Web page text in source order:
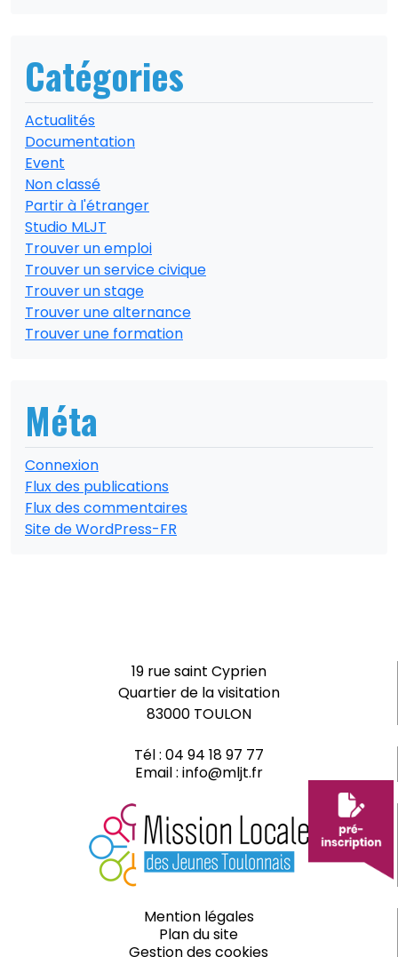
Catégories
Actualités
Documentation
Event
Non classé
Partir à l'étranger
Studio MLJT
Trouver un emploi
Trouver un service civique
Trouver un stage
Trouver une alternance
Trouver une formation
Méta
Connexion
Flux des publications
Flux des commentaires
Site de WordPress-FR
19 rue saint Cyprien
Quartier de la visitation
83000 TOULON
Tél : 04 94 18 97 77
Email : info@mljt.fr
Mention légales
Plan du site
Gestion des cookies